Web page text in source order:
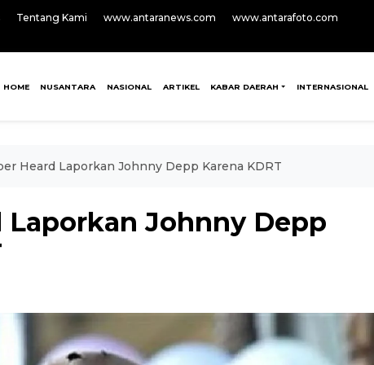
Tentang Kami www.antaranews.com
www.antarafoto.com
HOME NUSANTARA NASIONAL ARTIKEL KABAR DAERAH INTERNASIONAL
Heard Laporkan Johnny Depp Karena KDRT
Laporkan Johnny Depp